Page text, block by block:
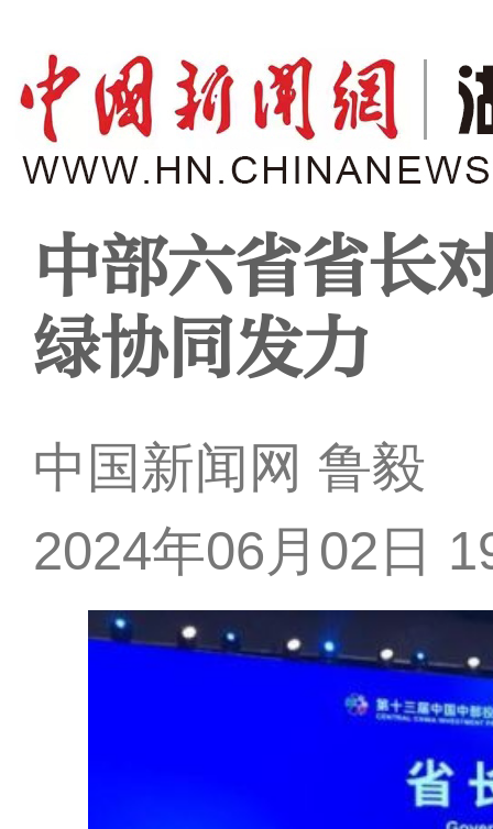
中部六省省长
绿协同发力
中国新闻网 鲁毅
2024年06月02日